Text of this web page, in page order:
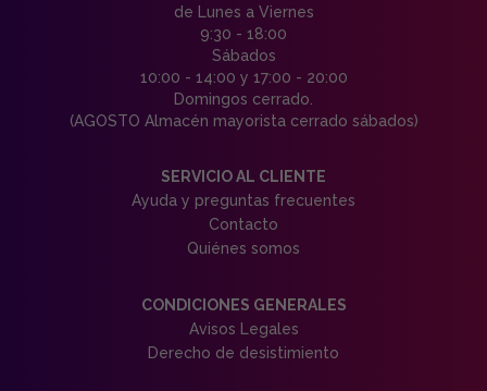
de Lunes a Viernes
9:30 - 18:00
Sábados
10:00 - 14:00 y 17:00 - 20:00
Domingos cerrado.
(AGOSTO Almacén mayorista cerrado sábados)
SERVICIO AL CLIENTE
Ayuda y preguntas frecuentes
Contacto
Quiénes somos
CONDICIONES GENERALES
Avisos Legales
Derecho de desistimiento